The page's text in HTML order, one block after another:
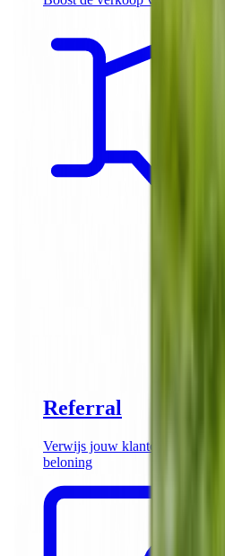
Referral
Verwijs jouw klanten door naar
beloning